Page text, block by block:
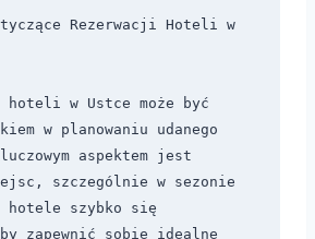
Rezerwacji Hoteli w
hoteli w Ustce może być
w planowaniu udanego
aspektem jest
szczególnie w sezonie
szybko się
zapewnić sobie idealne